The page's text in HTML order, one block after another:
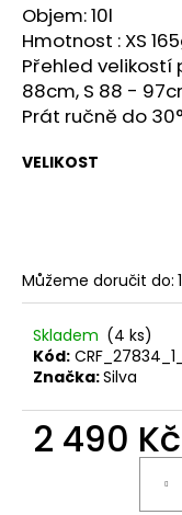
Objem: 10l
Hmotnost : XS
Přehled velikostí
88cm, S 88 -
Prát ručně do
VELIKOST
Můžeme doručit do:
Skladem (4 ks)
Kód:
Značka:Silva
2 490 Kč
CRAFT
ACTIVE
EXTREME
X
S
-
BÍLÁ
1